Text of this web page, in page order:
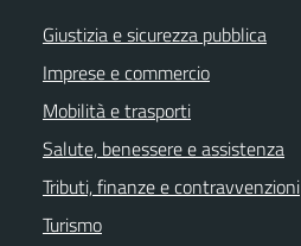
Giustizia e sicurezza pubblica
Imprese e commercio
Mobilità e trasporti
Salute, benessere e assistenza
Tributi, finanze e contravvenzioni
Turismo